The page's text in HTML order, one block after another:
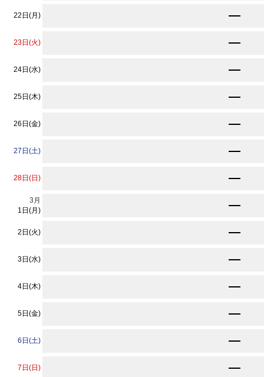
22日(月) ★
23日(火) ★
24日(水) ★
25日(木) ★
26日(金) ★
27日(土) ★
28日(日) ★
3 月
1日(月)
★
2日(火) ★
3日(水) ★
4日(木) ★
5日(金) ★
6日(土) ★
7日(日) ★